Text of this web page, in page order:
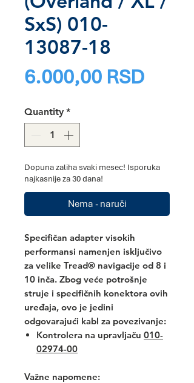
SxS) 010-
13087-18
6.000,00 RSDPrice
Quantity *
Dopuna zaliha svaki mesec! Isporuka
najkasnije za 30 dana!
Nema - naruči
Specifičan adapter visokih
performansi namenjen isključivo
za velike Tread® navigacije od 8 i
10 inča. Zbog veće potrošnje
struje i specifičnih konektora ovih
uređaja, ovo je jedini
odgovarajući kabl za povezivanje:
Kontrolera na upravljaču 010-
02974-00
Važne napomene: